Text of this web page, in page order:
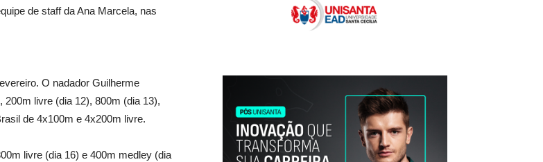
de staff da Ana Marcela, nas
O nadador Guilherme
livre (dia 12), 800m (dia 13),
de 4x100m e 4x200m livre.
livre (dia 16) e 400m medley (dia